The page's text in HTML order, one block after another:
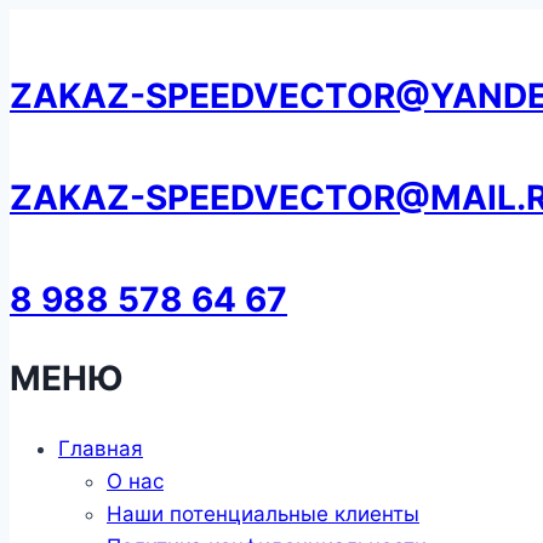
содержанию
ZAKAZ-
ZAKAZ-
8 988 578 64 67
МЕНЮ
Главная
О нас
Наши потенциальные клиенты